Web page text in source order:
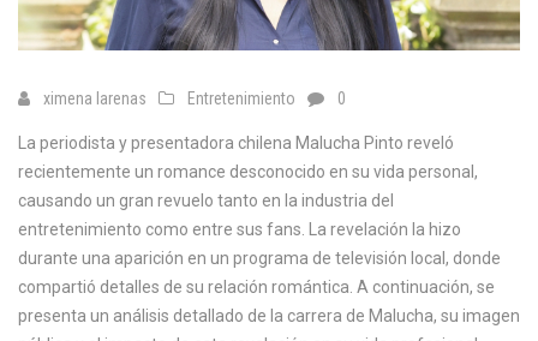
ximena larenas Entretenimiento 0
La periodista y presentadora chilena Malucha Pinto reveló
recientemente un romance desconocido en su vida personal,
causando un gran revuelo tanto en la industria del
entretenimiento como entre sus fans. La revelación la hizo
durante una aparición en un programa de televisión local, donde
compartió detalles de su relación romántica. A continuación, se
presenta un análisis detallado de la carrera de Malucha, su imagen